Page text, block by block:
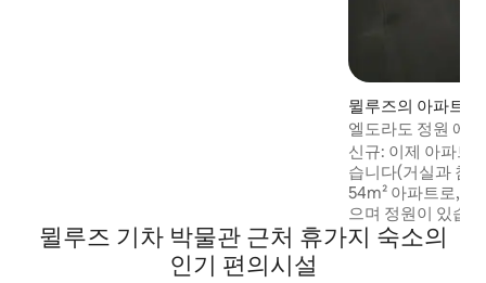
뮐루즈의 아파트
엘도라도 정원 에
신규: 이제 아파트
습니다(거실과 침실). 매력적이고
54m² 아파트로,
으며 정원이 있습
물 1층에 위치해 있습니다.
관광안내소에
뮐루즈 기차 박물관 근처 휴가지 숙소의
인기 편의시설